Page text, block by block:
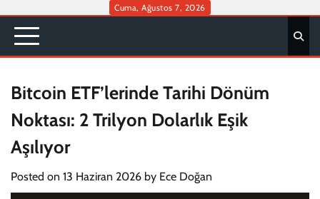
content
Cuma, Ağustos 7, 2026
Bitcoin ETF’lerinde Tarihi Dönüm
Noktası: 2 Trilyon Dolarlık Eşik
Aşılıyor
Posted on 13 Haziran 2026 by Ece Doğan